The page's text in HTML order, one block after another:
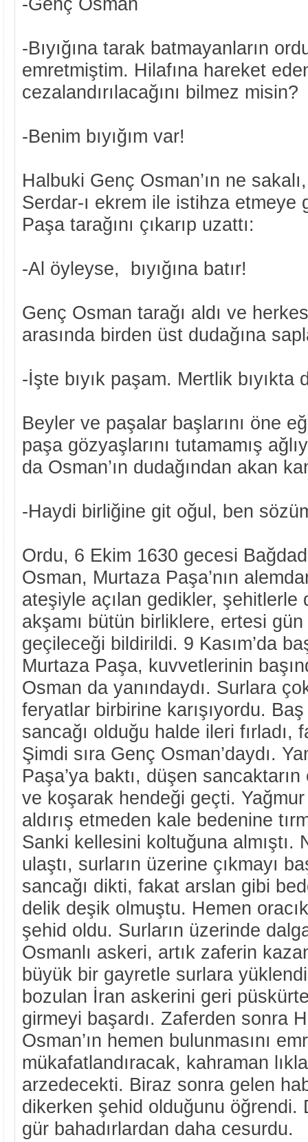
-Bıyığına tarak batmayanların
emretmiştim. Hilafına hareket
cezalandırılacağını bilmez misin?
-Benim bıyığım var!
Halbuki Genç Osman’ın ne sakalı,
Serdar-ı ekrem ile istihza etmeye
Paşa tarağını çıkarıp uzattı:
-Al öyleyse, bıyığına batır!
Genç Osman tarağı aldı ve
arasında birden üst dudağına
-İşte bıyık paşam. Mertlik bıyıkta
Beyler ve paşalar başlarını öne
paşa gözyaşlarını tutamamış
da Osman’ın dudağından akan
-Haydi birliğine git oğul, ben
Ordu, 6 Ekim 1630 gecesi
Osman, Murtaza Paşa’nın
ateşiyle açılan gedikler, şehitlerle
akşamı bütün birliklere, ertesi
geçileceği bildirildi. 9 Kasım’da
Murtaza Paşa, kuvvetlerinin
Osman da yanındaydı. Surlara
feryatlar birbirine karışıyordu.
sancağı olduğu halde ileri
Şimdi sıra Genç Osman’daydı.
Paşa’ya baktı, düşen
ve koşarak hendeği geçti.
aldırış etmeden kale bedenine
Sanki kellesini koltuğuna almıştı.
ulaştı, surların üzerine çıkmayı
sancağı dikti, fakat arslan gibi
delik deşik olmuştu. Hemen
şehid oldu. Surların üzerinde
Osmanlı askeri, artık zaferin
büyük bir gayretle surlara
bozulan İran askerini geri
girmeyi başardı. Zaferden sonra
Osman’ın hemen bulunmasını
mükafatlandıracak, kahraman
arzedecekti. Biraz sonra gelen
dikerken şehid olduğunu öğrendi.
gür bahadırlardan daha cesurdu.